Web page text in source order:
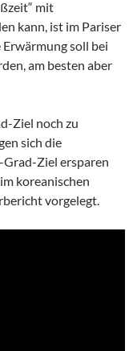
mit
kann, ist im Pariser
soll bei
am besten aber
Ziel noch zu
sich die
Ziel ersparen
koreanischen
vorgelegt.